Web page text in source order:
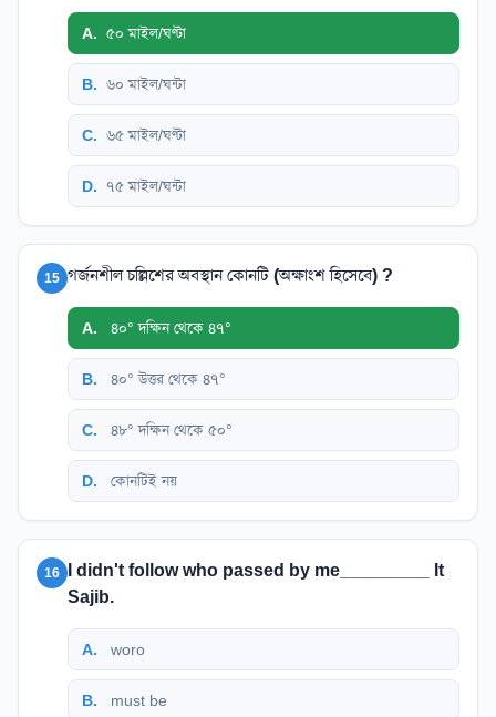
A. ৫০ মাইল/ঘণ্টা
B. ৬০ মাইল/ঘন্টা
C. ৬৫ মাইল/ঘণ্টা
D. ৭৫ মাইল/ঘন্টা
15 গর্জনশীল চল্লিশের অবস্থান কোনটি (অক্ষাংশ হিসেবে) ?
A. ৪০° দক্ষিন থেকে ৪৭°
B. ৪০° উত্তর থেকে ৪৭°
C. ৪৮° দক্ষিন থেকে ৫০°
D. কোনটিই নয়
16
I didn't follow who passed by me_________ It
Sajib.
A. woro
B. must be